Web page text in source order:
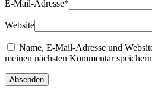
E-Mail-Adresse*
Website
Name, E-Mail-Adresse und
meinen nächsten Kommentar